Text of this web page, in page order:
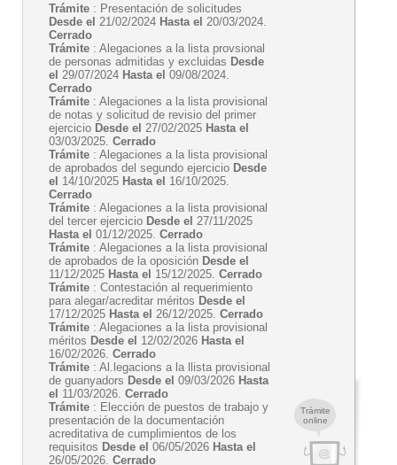
Trámite
online
Trámite : Presentación de solicitudes
Desde el 21/02/2024 Hasta el 20/03/2024.
Cerrado
Trámite : Alegaciones a la lista provsional
de personas admitidas y excluidas Desde
el 29/07/2024 Hasta el 09/08/2024.
Cerrado
Trámite : Alegaciones a la lista provisional
de notas y solicitud de revisio del primer
ejercicio Desde el 27/02/2025 Hasta el
03/03/2025. Cerrado
Trámite : Alegaciones a la lista provisional
de aprobados del segundo ejercicio Desde
el 14/10/2025 Hasta el 16/10/2025.
Cerrado
Trámite : Alegaciones a la lista provisional
del tercer ejercicio Desde el 27/11/2025
Hasta el 01/12/2025. Cerrado
Trámite : Alegaciones a la lista provisional
de aprobados de la oposición Desde el
11/12/2025 Hasta el 15/12/2025. Cerrado
Trámite : Contestación al requerimiento
para alegar/acreditar méritos Desde el
17/12/2025 Hasta el 26/12/2025. Cerrado
Trámite : Alegaciones a la lista provisional
méritos Desde el 12/02/2026 Hasta el
16/02/2026. Cerrado
Trámite : Al.legacions a la llista provisional
de guanyadors Desde el 09/03/2026 Hasta
el 11/03/2026. Cerrado
Trámite : Elección de puestos de trabajo y
presentación de la documentación
acreditativa de cumplimientos de los
requisitos Desde el 06/05/2026 Hasta el
26/05/2026. Cerrado